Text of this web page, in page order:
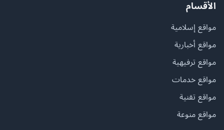
الأقسام
مواقع إسلامية
مواقع أخبارية
مواقع ترفيهية
مواقع خدمات
مواقع تقنية
مواقع منوعة